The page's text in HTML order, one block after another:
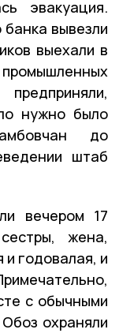
эвакуация.
вывезли
выехали в
нужно было
до
штаб
вечером 17
жена,
годовалая, и
с обычными
охраняли